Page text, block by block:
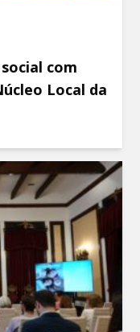
com
Local da